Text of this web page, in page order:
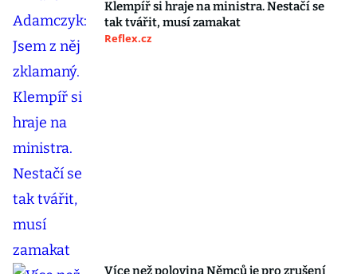
Klempíř si hraje na ministra. Nestačí se
tak tvářit, musí zamakat
Reflex.cz
Více než polovina Němců je pro zrušení